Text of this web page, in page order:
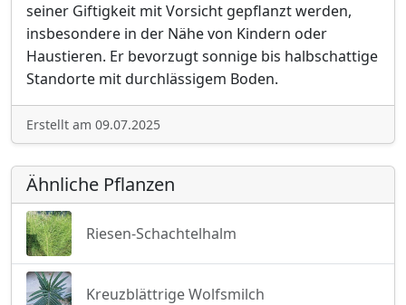
seiner Giftigkeit mit Vorsicht gepflanzt werden,
insbesondere in der Nähe von Kindern oder
Haustieren. Er bevorzugt sonnige bis halbschattige
Standorte mit durchlässigem Boden.
Erstellt am 09.07.2025
Ähnliche Pflanzen
Riesen-Schachtelhalm
Kreuzblättrige Wolfsmilch